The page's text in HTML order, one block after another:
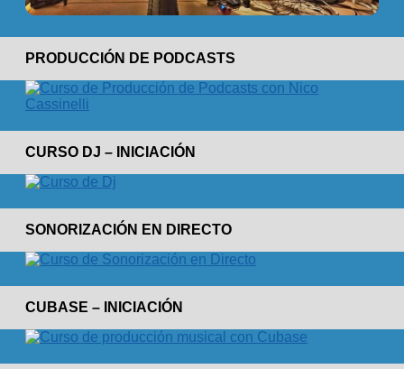
PRODUCCIÓN DE PODCASTS
CURSO DJ – INICIACIÓN
SONORIZACIÓN EN DIRECTO
CUBASE – INICIACIÓN